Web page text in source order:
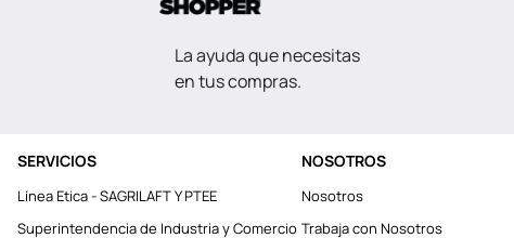
La ayuda que necesitas
en tus compras.
SERVICIOS
Línea Etica - SAGRILAFT Y PTEE
Superintendencia de Industria y Comercio
NOSOTROS
Nosotros
Trabaja con Nosotros